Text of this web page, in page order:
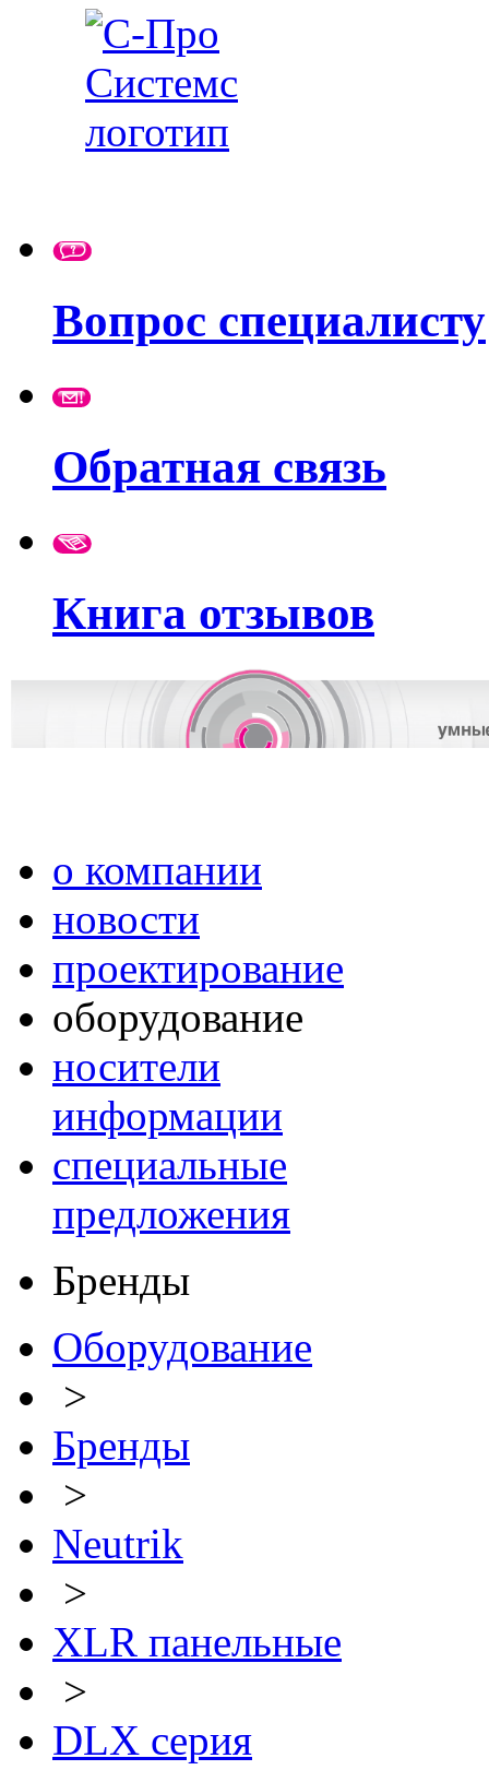
Вопрос специалисту
Обратная связь
Книга отзывов
о компании
новости
проектирование
оборудование
носители
информации
специальные
предложения
Бренды
Оборудование
>
Бренды
>
Neutrik
>
XLR панельные
>
DLX серия